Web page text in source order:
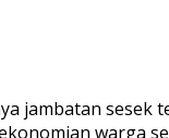
jambatan sesek
warga